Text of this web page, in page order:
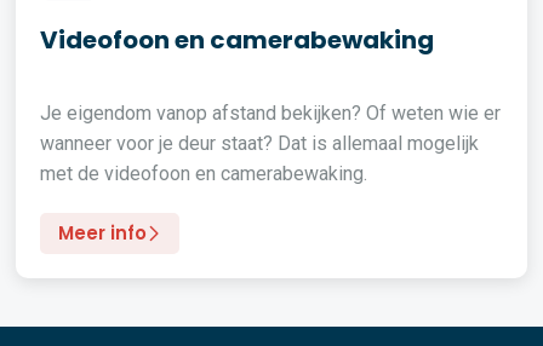
Videofoon en camerabewaking
Je eigendom vanop afstand bekijken? Of weten wie er
wanneer voor je deur staat? Dat is allemaal mogelijk
met de videofoon en camerabewaking.
Meer info